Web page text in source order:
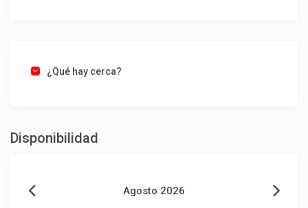
¿Qué hay cerca?
Disponibilidad
Agosto 2026